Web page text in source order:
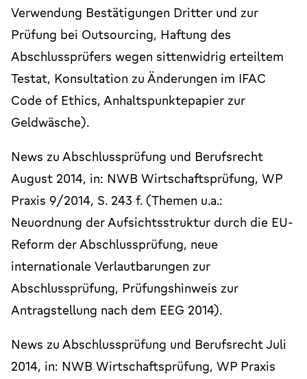
Verwendung Bestätigungen Dritter und zur
Prüfung bei Outsourcing, Haftung des
Abschlussprüfers wegen sittenwidrig erteiltem
Testat, Konsultation zu Änderungen im IFAC
Code of Ethics, Anhaltspunktepapier zur
Geldwäsche).
News zu Abschlussprüfung und Berufsrecht
August 2014, in: NWB Wirtschaftsprüfung, WP
Praxis 9/2014, S. 243 f. (Themen u.a.:
Neuordnung der Aufsichtsstruktur durch die EU-
Reform der Abschlussprüfung, neue
internationale Verlautbarungen zur
Abschlussprüfung, Prüfungshinweis zur
Antragstellung nach dem EEG 2014).
News zu Abschlussprüfung und Berufsrecht Juli
2014, in: NWB Wirtschaftsprüfung, WP Praxis